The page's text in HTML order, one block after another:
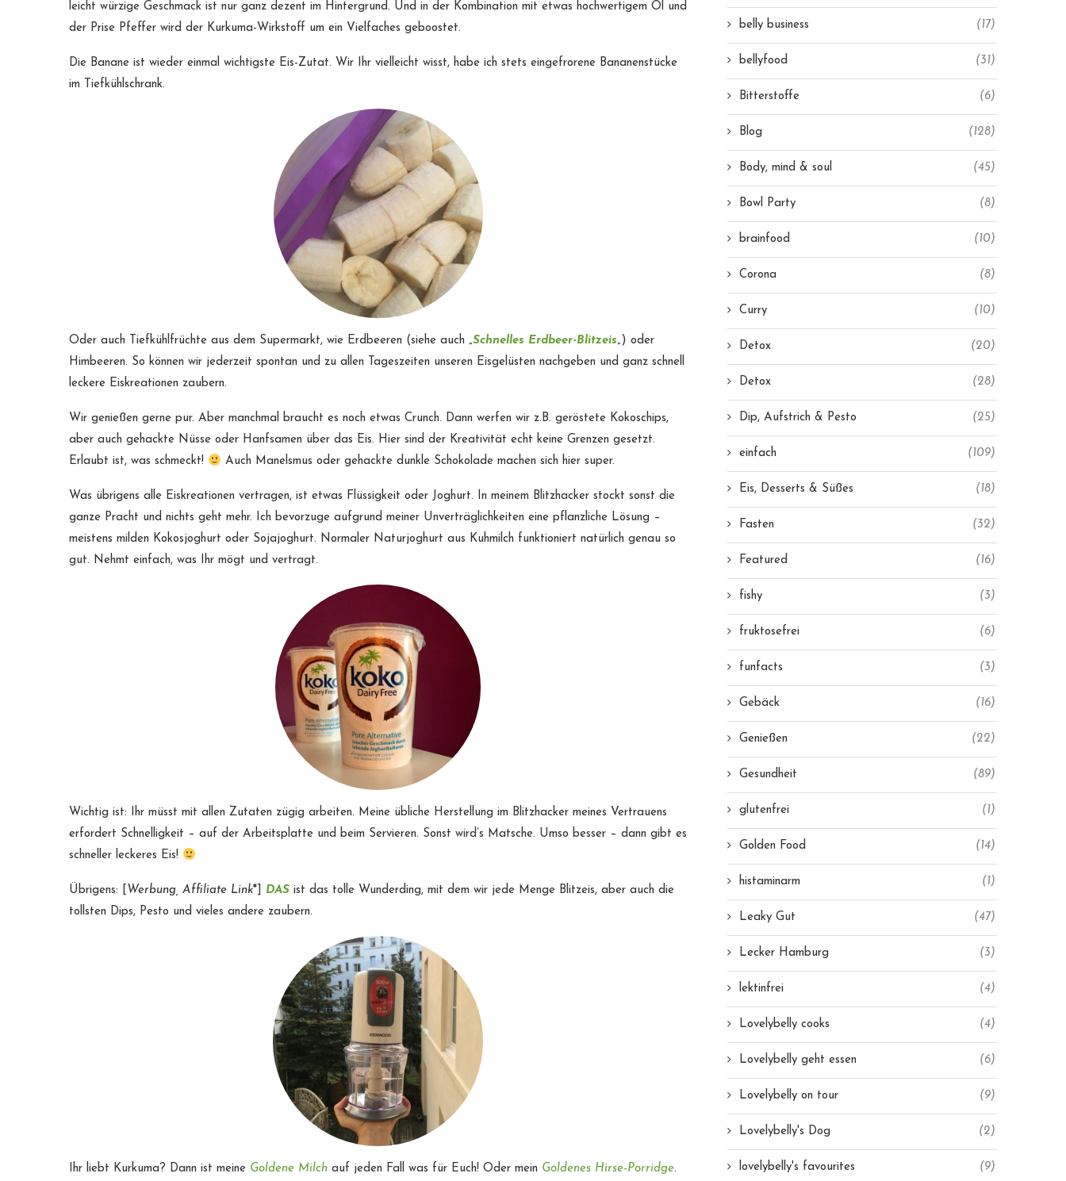
leicht würzige Geschmack ist nur ganz dezent im Hintergrund. Und in der Kombination mit etwas hochwertigem Öl und
der Prise Pfeffer wird der Kurkuma-Wirkstoff um ein Vielfaches geboostet.
Die Banane ist wieder einmal wichtigste Eis-Zutat. Wir Ihr vielleicht wisst, habe ich stets eingefrorene Bananenstücke
im Tiefkühlschrank.
Oder auch Tiefkühlfrüchte aus dem Supermarkt, wie Erdbeeren (siehe auch „Schnelles Erdbeer-Blitzeis„) oder
Himbeeren. So können wir jederzeit spontan und zu allen Tageszeiten unseren Eisgelüsten nachgeben und ganz schnell
leckere Eiskreationen zaubern.
Wir genießen gerne pur. Aber manchmal braucht es noch etwas Crunch. Dann werfen wir z.B. geröstete Kokoschips,
aber auch gehackte Nüsse oder Hanfsamen über das Eis. Hier sind der Kreativität echt keine Grenzen gesetzt.
Erlaubt ist, was schmeckt!
Auch Manelsmus oder gehackte dunkle Schokolade machen sich hier super.
Was übrigens alle Eiskreationen vertragen, ist etwas Flüssigkeit oder Joghurt. In meinem Blitzhacker stockt sonst die
ganze Pracht und nichts geht mehr. Ich bevorzuge aufgrund meiner Unverträglichkeiten eine pflanzliche Lösung –
meistens milden Kokosjoghurt oder Sojajoghurt. Normaler Naturjoghurt aus Kuhmilch funktioniert natürlich genau so
gut. Nehmt einfach, was Ihr mögt und vertragt.
Wichtig ist: Ihr müsst mit allen Zutaten zügig arbeiten. Meine übliche Herstellung im Blitzhacker meines Vertrauens
erfordert Schnelligkeit – auf der Arbeitsplatte und beim Servieren. Sonst wird’s Matsche. Umso besser – dann gibt es
schneller leckeres Eis!
Übrigens: [ Werbung, Affiliate Link*] DAS ist das tolle Wunderding, mit dem wir jede Menge Blitzeis, aber auch die
tollsten Dips, Pesto und vieles andere zaubern.
Ihr liebt Kurkuma? Dann ist meine Goldene Milch auf jeden Fall was für Euch! Oder mein Goldenes Hirse-Porridge.
belly business (17)
bellyfood (31)
Bitterstoffe (6)
Blog (128)
Body, mind & soul (45)
Bowl Party (8)
brainfood (10)
Corona (8)
Curry (10)
Detox (20)
Detox (28)
Dip, Aufstrich & Pesto (25)
einfach (109)
Eis, Desserts & Süßes (18)
Fasten (32)
Featured (16)
fishy (3)
fruktosefrei (6)
funfacts (3)
Gebäck (16)
Genießen (22)
Gesundheit (89)
glutenfrei (1)
Golden Food (14)
histaminarm (1)
Leaky Gut (47)
Lecker Hamburg (3)
lektinfrei (4)
Lovelybelly cooks (4)
Lovelybelly geht essen (6)
Lovelybelly on tour (9)
Lovelybelly's Dog (2)
lovelybelly's favourites (9)